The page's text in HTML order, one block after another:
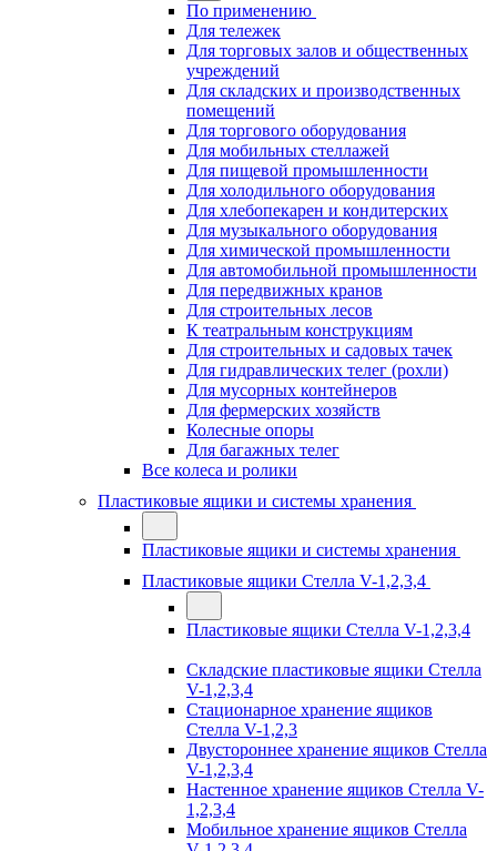
По применению
Для тележек
Для торговых залов и общественных
учреждений
Для складских и производственных
помещений
Для торгового оборудования
Для мобильных стеллажей
Для пищевой промышленности
Для холодильного оборудования
Для хлебопекарен и кондитерских
Для музыкального оборудования
Для химической промышленности
Для автомобильной промышленности
Для передвижных кранов
Для строительных лесов
К театральным конструкциям
Для строительных и садовых тачек
Для гидравлических телег (рохли)
Для мусорных контейнеров
Для фермерских хозяйств
Колесные опоры
Для багажных телег
Все колеса и ролики
Пластиковые ящики и системы хранения
Пластиковые ящики и системы хранения
Пластиковые ящики Стелла V-1,2,3,4
Пластиковые ящики Стелла V-1,2,3,4
Складские пластиковые ящики Стелла
V-1,2,3,4
Стационарное хранение ящиков
Стелла V-1,2,3
Двустороннее хранение ящиков Стелла
V-1,2,3,4
Настенное хранение ящиков Стелла V-
1,2,3,4
Мобильное хранение ящиков Стелла